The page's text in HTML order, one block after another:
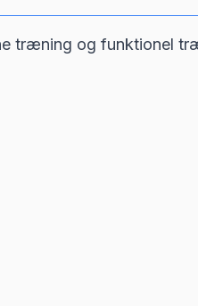
træning og funktionel